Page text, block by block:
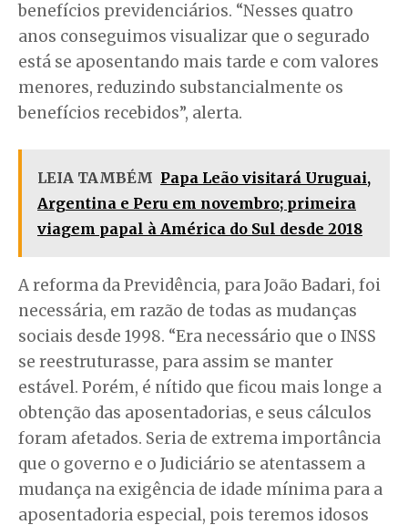
benefícios previdenciários. “Nesses quatro
anos conseguimos visualizar que o segurado
está se aposentando mais tarde e com valores
menores, reduzindo substancialmente os
benefícios recebidos”, alerta.
LEIA TAMBÉM Papa Leão visitará Uruguai,
Argentina e Peru em novembro; primeira
viagem papal à América do Sul desde 2018
A reforma da Previdência, para João Badari, foi
necessária, em razão de todas as mudanças
sociais desde 1998. “Era necessário que o INSS
se reestruturasse, para assim se manter
estável. Porém, é nítido que ficou mais longe a
obtenção das aposentadorias, e seus cálculos
foram afetados. Seria de extrema importância
que o governo e o Judiciário se atentassem a
mudança na exigência de idade mínima para a
aposentadoria especial, pois teremos idosos